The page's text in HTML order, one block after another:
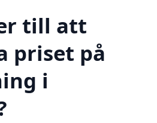
till att
priset på
i